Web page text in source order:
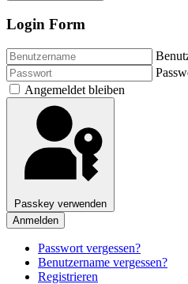
Login Form
Angemeldet bleiben
Passkey verwenden
Anmelden
Passwort vergessen?
Benutzername vergessen?
Registrieren